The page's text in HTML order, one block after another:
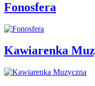
Fonosfera
Kawiarenka